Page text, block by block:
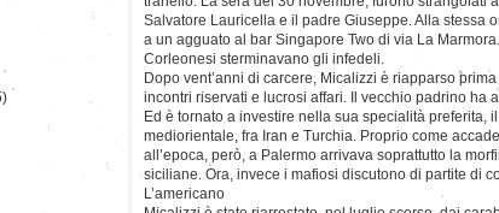
Salvatore Lauricella e il padre Giuseppe. Alla stessa
a un agguato al bar Singapore Two di via La
Corleonesi sterminavano gli infedeli.
Dopo vent’anni di carcere, Micalizzi è riapparso
incontri riservati e lucrosi affari. Il vecchio padrino ha
Ed è tornato a investire nella sua specialità preferita,
mediorientale, fra Iran e Turchia. Proprio come
all’epoca, però, a Palermo arrivava soprattutto la
siciliane. Ora, invece i mafiosi discutono di partite di
L’americano